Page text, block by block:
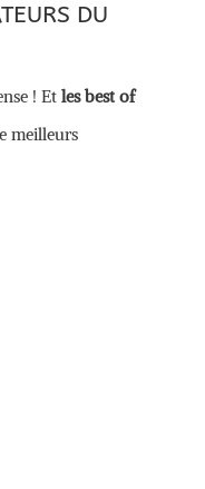
DU
! Et les best of
meilleurs